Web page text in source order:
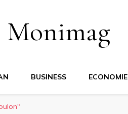
Monimag
BUSINESS ECONOMIE